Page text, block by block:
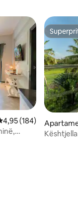
mesatar 4,95
4,95 (184)
Candolim